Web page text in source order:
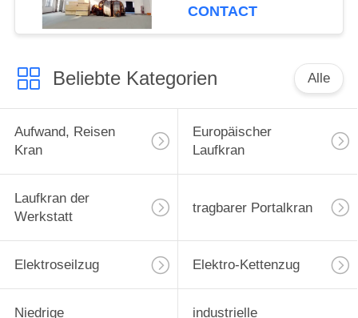
CONTACT
Beliebte Kategorien Alle
Aufwand, Reisen
Kran
Europäischer
Laufkran
Laufkran der
Werkstatt
tragbarer Portalkran
Elektroseilzug Elektro-Kettenzug
Niedrige industrielle